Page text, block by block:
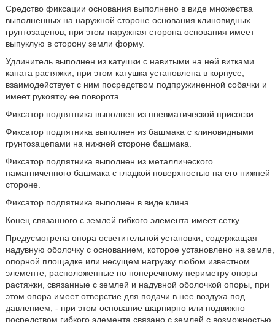
Средство фиксации основания выполнено в виде множества
выполненных на наружной стороне основания клиновидных
грунтозацепов, при этом наружная сторона основания имеет
выпуклую в сторону земли форму.
Удлинитель выполнен из катушки с навитыми на ней витками
каната растяжки, при этом катушка установлена в корпусе,
взаимодействует с ним посредством подпружиненной собачки и
имеет рукоятку ее поворота.
Фиксатор подпятника выполнен из пневматической присоски.
Фиксатор подпятника выполнен из башмака с клиновидными
грунтозацепами на нижней стороне башмака.
Фиксатор подпятника выполнен из металлического
намагниченного башмака с гладкой поверхностью на его нижней
стороне.
Фиксатор подпятника выполнен в виде клина.
Конец связанного с землей гибкого элемента имеет сетку.
Предусмотрена опора осветительной установки, содержащая
надувную оболочку с основанием, которое установлено на земле,
опорной площадке или несущем нагрузку любом известном
элементе, расположенные по поперечному периметру опоры
растяжки, связанные с землей и надувной оболочкой опоры, при
этом опора имеет отверстие для подачи в нее воздуха под
давлением, - при этом основание шарнирно или подвижно
посредством гибкого элемента связано с землей с возможностью